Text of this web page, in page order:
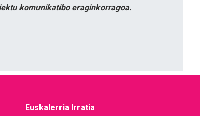
komunikatibo eraginkorragoa.
Euskalerria Irratia